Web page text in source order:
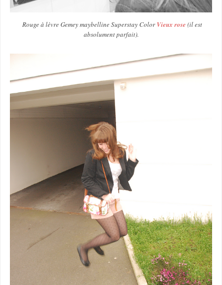
Rouge à lèvre Gemey maybelline Superstay ColorVieux rose (il est
absolument parfait).